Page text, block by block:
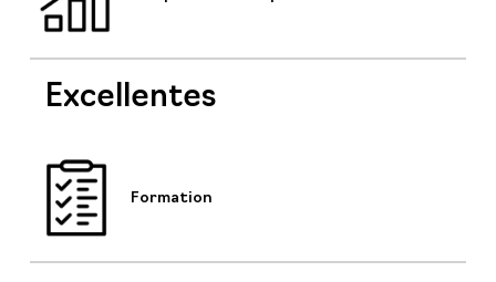
Excellentes
Formation